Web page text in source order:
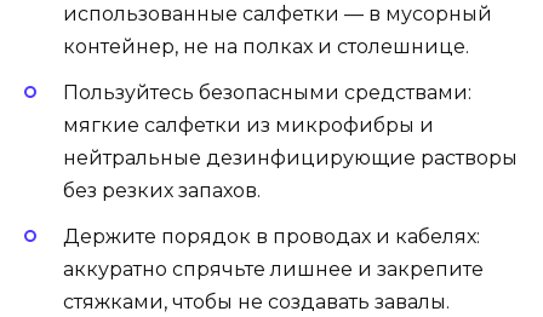
использованные салфетки — в мусорный
контейнер, не на полках и столешнице.
Пользуйтесь безопасными средствами:
мягкие салфетки из микрофибры и
нейтральные дезинфицирующие растворы
без резких запахов.
Держите порядок в проводах и кабелях:
аккуратно спрячьте лишнее и закрепите
стяжками, чтобы не создавать завалы.